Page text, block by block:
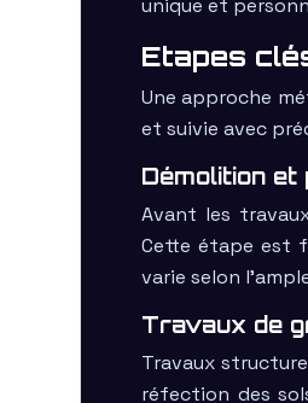
unique et
Etapes
Une approche
et suivie avec
Démolition
Avant les
Cette étape est
varie selon
Travaux de
Travaux
réfection des